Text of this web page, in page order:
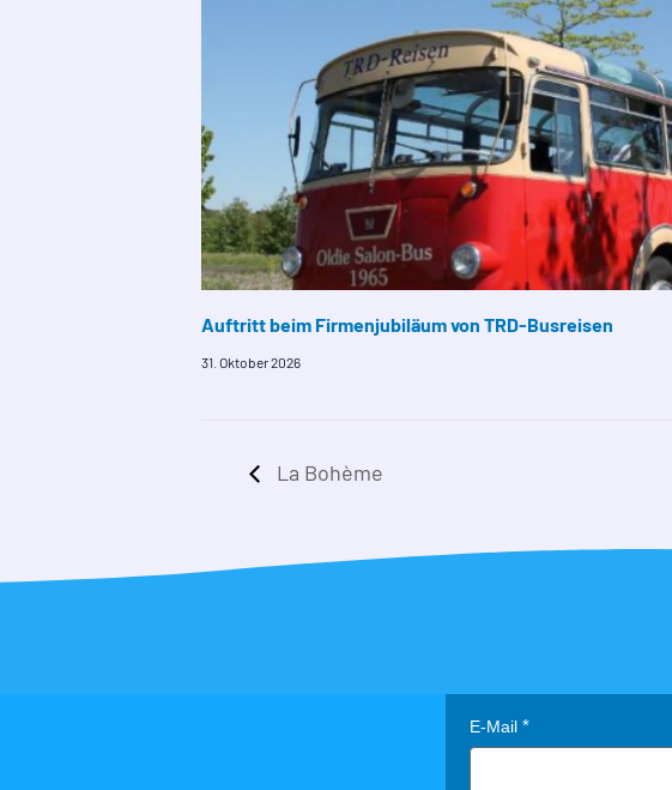
Auftritt beim Firmenjubiläum von TRD-Busreisen
31. Oktober 2026
La Bohème
E-Mail